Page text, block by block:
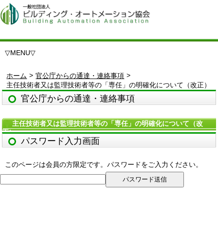
▽MENU▽
ホーム > 官公庁からの通達・連絡事項 >
主任技術者又は監理技術者等の「専任」の明確化について（改正）
官公庁からの通達・連絡事項
主任技術者又は監理技術者等の「専任」の明確化について（改
正）
パスワード入力画面
このページは会員の方限定です。パスワードをご入力ください。